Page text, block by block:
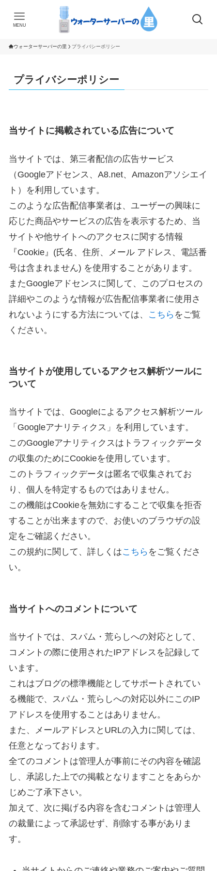
MENU
ウォーターサーバーの里 プライバシーポリシー
プライバシーポリシー
当サイトに掲載されている広告について
当サイトでは、第三者配信の広告サービス
（Googleアドセンス、A8.net、Amazonアソシエイ
ト）を利用しています。
このような広告配信事業者は、ユーザーの興味に
応じた商品やサービスの広告を表示するため、当
サイトや他サイトへのアクセスに関する情報
『Cookie』(氏名、住所、メール アドレス、電話番
号は含まれません) を使用することがあります。
またGoogleアドセンスに関して、このプロセスの
詳細やこのような情報が広告配信事業者に使用さ
れないようにする方法については、
こちら をご覧
ください。
当サイトが使用しているアクセス解析ツールに
ついて
当サイトでは、Googleによるアクセス解析ツール
「Googleアナリティクス」を利用しています。
このGoogleアナリティクスはトラフィックデータ
の収集のためにCookieを使用しています。
このトラフィックデータは匿名で収集されてお
り、個人を特定するものではありません。
この機能はCookieを無効にすることで収集を拒否
することが出来ますので、お使いのブラウザの設
定をご確認ください。
この規約に関して、詳しくはこちら をご覧くださ
い。
当サイトへのコメントについて
当サイトでは、スパム・荒らしへの対応として、
コメントの際に使用されたIPアドレスを記録して
います。
これはブログの標準機能としてサポートされてい
る機能で、スパム・荒らしへの対応以外にこのIP
アドレスを使用することはありません。
また、メールアドレスとURLの入力に関しては、
任意となっております。
全てのコメントは管理人が事前にその内容を確認
し、承認した上での掲載となりますことをあらか
じめご了承下さい。
加えて、次に掲げる内容を含むコメントは管理人
の裁量によって承認せず、削除する事がありま
す。